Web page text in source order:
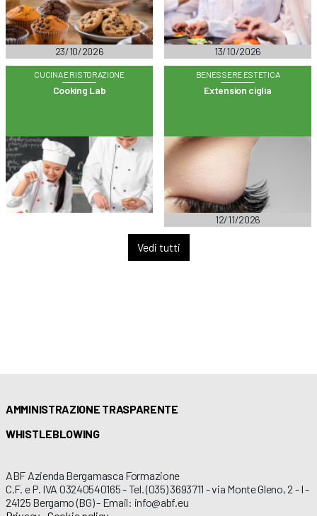
23/10/2026 13/10/2026
CUCINA E RISTORAZIONE
Cooking Lab
BENESSERE ESTETICA
Extension ciglia
12/11/2026
Vedi tutti
AMMINISTRAZIONE TRASPARENTE
WHISTLEBLOWING
ABF Azienda Bergamasca Formazione
C.F. e P. IVA 03240540165 - Tel. (035) 3693711 - via Monte Gleno, 2 - I -
24125 Bergamo (BG) - Email: info@abf.eu